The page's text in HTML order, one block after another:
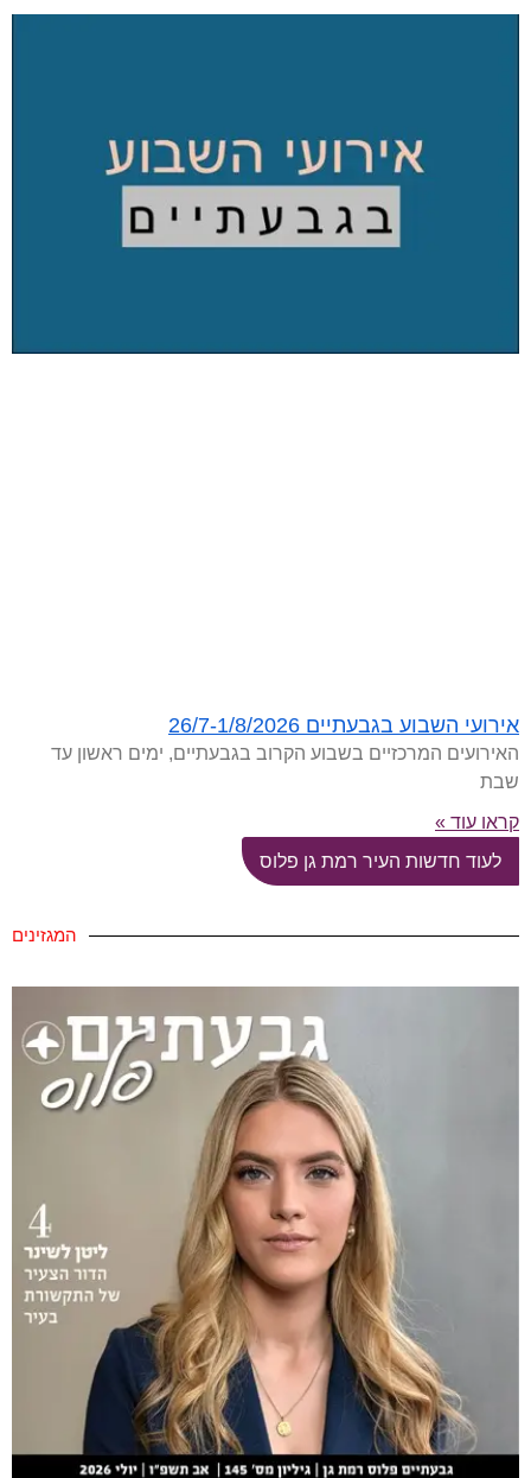
אירועי השבוע בגבעתיים 26/7-1/8/2026
האירועים המרכזיים בשבוע הקרוב בגבעתיים, ימים ראשון עד
שבת
קראו עוד »
לעוד חדשות העיר רמת גן פלוס
המגזינים